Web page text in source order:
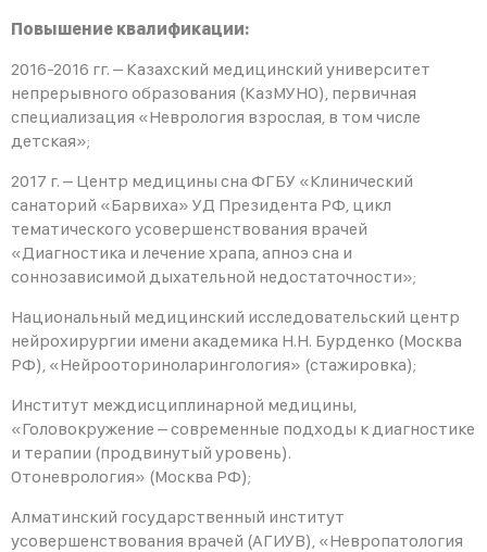
Повышение квалификации:
2016-2016 гг. – Казахский медицинский университет
непрерывного образования (КазМУНО), первичная
специализация «Неврология взрослая, в том числе
детская»;
2017 г. – Центр медицины сна ФГБУ «Клинический
санаторий «Барвиха» УД Президента РФ, цикл
тематического усовершенствования врачей
«Диагностика и лечение храпа, апноэ сна и
соннозависимой дыхательной недостаточности»;
Национальный медицинский исследовательский центр
нейрохирургии имени академика Н.Н. Бурденко (Москва
РФ), «Нейрооториноларингология» (стажировка);
Институт междисциплинарной медицины,
«Головокружение – современные подходы к диагностике
и терапии (продвинутый уровень).
Отоневрология» (Москва РФ);
Алматинский государственный институт
усовершенствования врачей (АГИУВ), «Невропатология